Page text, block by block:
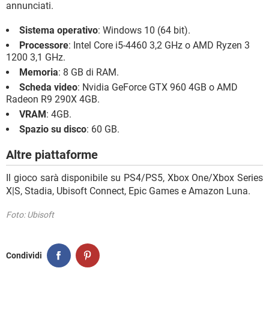
annunciati.
Sistema operativo: Windows 10 (64 bit).
Processore: Intel Core i5-4460 3,2 GHz o AMD Ryzen 3
1200 3,1 GHz.
Memoria: 8 GB di RAM.
Scheda video: Nvidia GeForce GTX 960 4GB o AMD
Radeon R9 290X 4GB.
VRAM : 4GB.
Spazio su disco: 60 GB.
Altre piattaforme
Il gioco sarà disponibile su PS4/PS5, Xbox One/Xbox Series
X|S, Stadia, Ubisoft Connect, Epic Games e Amazon Luna.
Foto: Ubisoft
Condividi